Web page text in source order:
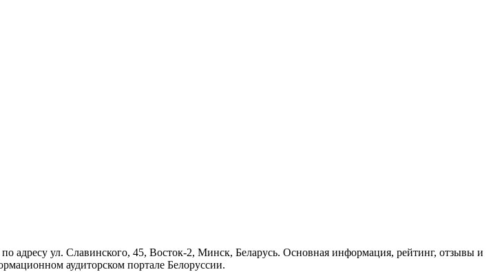
адресу ул. Славинского, 45, Восток-2, Минск, Беларусь. Основная информация, рейтинг, отзывы и
аудиторском портале Белоруссии.